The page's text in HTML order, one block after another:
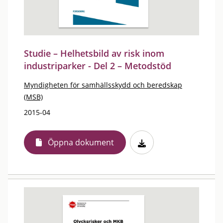
Studie – Helhetsbild av risk inom
industriparker - Del 2 – Metodstöd
Myndigheten för samhällsskydd och beredskap
(MSB)
2015-04
Öppna dokument